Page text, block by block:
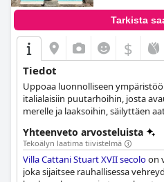
Tarkista
$
Tiedot
Uppoaa luonnolliseen
italialaisiin puutarhoihin, josta
merelle ja laaksoihin, säilyttäen
Yhteenveto arvosteluista
Tekoälyn laatima tiivistelmä
Villa Cattani Stuart XVII secoloon
joka sijaitsee rauhallisessa